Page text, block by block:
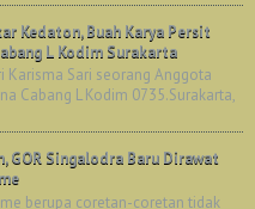
Kedaton, Buah Karya Persit
L Kodim Surakarta
Karisma Sari seorang Anggota
Cabang L Kodim 0735.Surakarta,
GOR Singalodra Baru Dirawat
berupa coretan-coretan tidak